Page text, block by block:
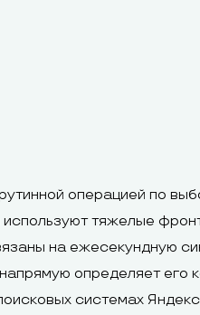
операцией по
используют тяжелые
на ежесекундную
определяет его
системах